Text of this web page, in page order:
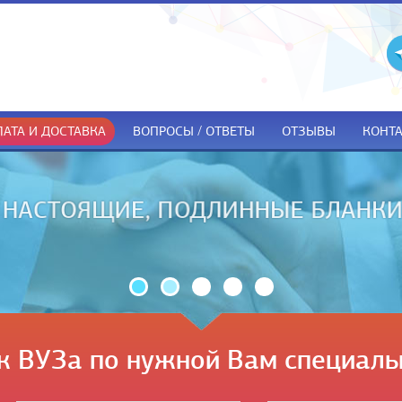
И ДОСТАВКА ВОПРОСЫ / ОТВЕТЫ ОТЗЫВЫ
ТОЛЬКО ПРИ
ВУЗа по нужной Вам